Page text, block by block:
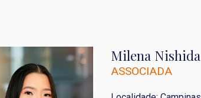
Milena Nishida
ASSOCIADA